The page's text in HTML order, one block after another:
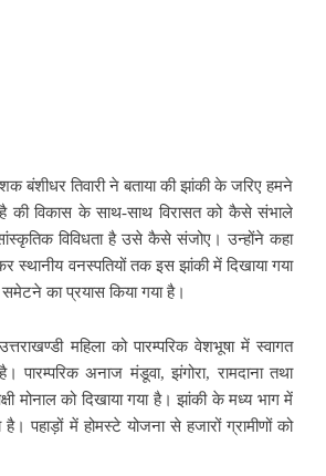
बंशीधर तिवारी ने बताया की झांकी के जरिए हमने
की विकास के साथ-साथ विरासत को कैसे संभाले
विविधता है उसे कैसे संजोए। उन्होंने कहा
वनस्पतियों तक इस झांकी में दिखाया गया
का प्रयास किया गया है।
महिला को पारम्परिक वेशभूषा में स्वागत
पारम्परिक अनाज मंडूवा, झंगोरा, रामदाना तथा
मोनाल को दिखाया गया है। झांकी के मध्य भाग में
है। पहाड़ों में होमस्टे योजना से हजारों ग्रामीणों को